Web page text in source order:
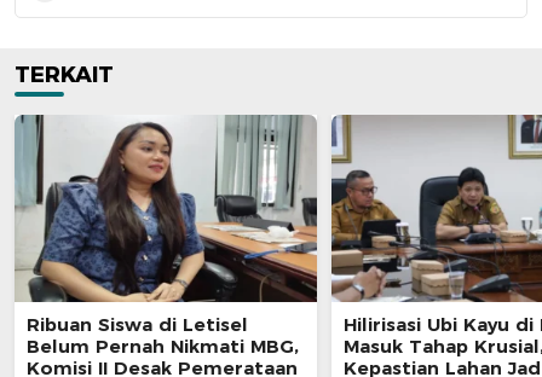
TERKAIT
Ribuan Siswa di Letisel
Belum Pernah Nikmati MBG,
Komisi II Desak Pemerataan
Hilirisasi Ubi Kayu di
Masuk Tahap
Kepastian Lahan